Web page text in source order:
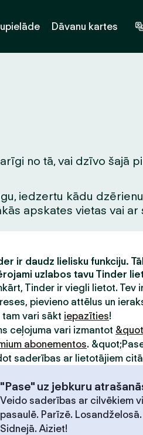
Dāvanu kartes
no tā, vai dzīvo šajā
iedzertu kādu
apskates vietas vai
ir daudz lielisku funkciju.
uzlabos tavu Tinder
Tinder ir viegli lietot. Tev
pievieno attēlus un
tam vari sākt iepazīties!
ceļojuma vari izmantot
abonementos.
saderības ar lietotājiem
"Pase" uz jebkuru
Veido saderības ar cilvēkiem
pasaulē. Parīzē. Losandželosā.
Sidnejā. Aiziet!